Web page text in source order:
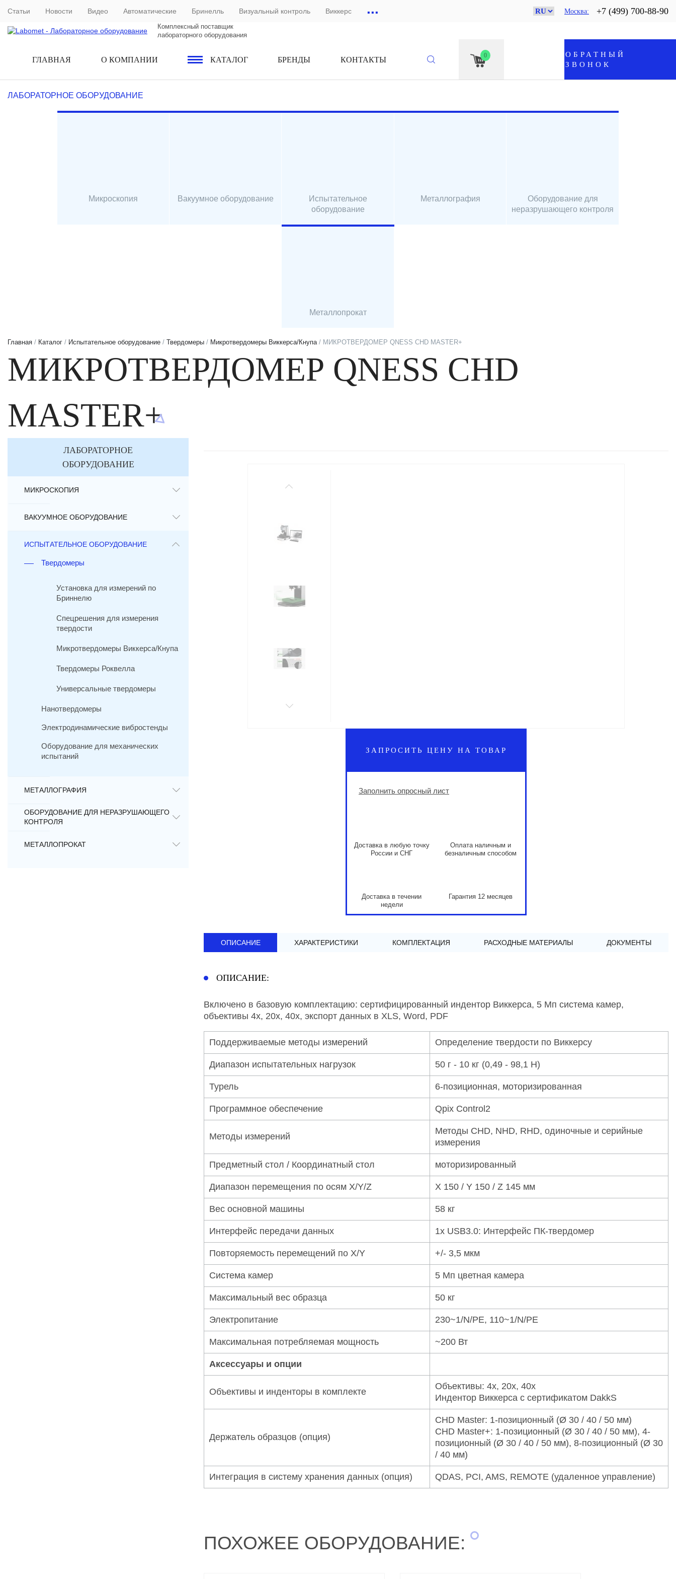
Статьи Новости Видео Автоматические Бринелль Визуальный контроль Виккерс ... Москва +7 (499) 700-88-90
Комплексный поставщик
лабораторного оборудования
ГЛАВНАЯ О КОМПАНИИ КАТАЛОГ БРЕНДЫ КОНТАКТЫ 0
ОБРАТНЫЙ
ЗВОНОК
ЛАБОРАТОРНОЕ ОБОРУДОВАНИЕ
Микроскопия Вакуумное оборудование
Испытательное
оборудование
Металлография
Оборудование для
неразрушающего контроля
Металлопрокат
Главная / Каталог / Испытательное оборудование / Твердомеры / Микротвердомеры Виккерса/Кнупа/ МИКРОТВЕРДОМЕР QNESS CHD MASTER+
МИКРОТВЕРДОМЕР QNESS CHD
MASTER+
ЗАПРОСИТЬ ЦЕНУ НА ТОВАР
Заполнить опросный лист
Доставка в любую точку
России и СНГ
Оплата наличным и
безналичным способом
Доставка в течении
недели
Гарантия 12 месяцев
ОПИСАНИЕ ХАРАКТЕРИСТИКИ КОМПЛЕКТАЦИЯ РАСХОДНЫЕ МАТЕРИАЛЫ ДОКУМЕНТЫ
ОПИСАНИЕ:
Включено в базовую комплектацию: сертифицированный индентор Виккерса, 5 Мп система камер,
объективы 4x, 20x, 40x, экспорт данных в XLS, Word, PDF
Поддерживаемые методы измерений Определение твердости по Виккерсу
Диапазон испытательных нагрузок 50 г - 10 кг (0,49 - 98,1 Н)
Турель 6-позиционная, моторизированная
Программное обеспечение Qpix Control2
Методы измерений
Методы CHD, NHD, RHD, одиночные и серийные
измерения
Предметный стол / Координатный стол моторизированный
Диапазон перемещения по осям X/Y/Z X 150 / Y 150 / Z 145 мм
Вес основной машины 58 кг
Интерфейс передачи данных 1x USB3.0: Интерфейс ПК-твердомер
Повторяемость перемещений по X/Y +/- 3,5 мкм
Система камер 5 Мп цветная камера
Максимальный вес образца 50 кг
Электропитание 230~1/N/PE, 110~1/N/PE
Максимальная потребляемая мощность ~200 Вт
Аксессуары и опции
Объективы и инденторы в комплекте
Объективы: 4х, 20х, 40х
Индентор Виккерса с сертификатом DakkS
Держатель образцов (опция)
CHD Master: 1-позиционный (Ø 30 / 40 / 50 мм)
CHD Master+: 1-позиционный (Ø 30 / 40 / 50 мм), 4-
позиционный (Ø 30 / 40 / 50 мм), 8-позиционный (Ø 30
/ 40 мм)
Интеграция в систему хранения данных (опция) QDAS, PCI, AMS, REMOTE (удаленное управление)
ПОХОЖЕЕ ОБОРУДОВАНИЕ:
ЛАБОРАТОРНОЕ
ОБОРУДОВАНИЕ
МИКРОСКОПИЯ
ВАКУУМНОЕ ОБОРУДОВАНИЕ
ИСПЫТАТЕЛЬНОЕ ОБОРУДОВАНИЕ
Твердомеры
Установка для измерений по
Бриннелю
Спецрешения для измерения
твердости
Микротвердомеры Виккерса/Кнупа
Твердомеры Роквелла
Универсальные твердомеры
Нанотвердомеры
Электродинамические вибростенды
Оборудование для механических
испытаний
МЕТАЛЛОГРАФИЯ
ОБОРУДОВАНИЕ ДЛЯ НЕРАЗРУШАЮЩЕГО
КОНТРОЛЯ
МЕТАЛЛОПРОКАТ